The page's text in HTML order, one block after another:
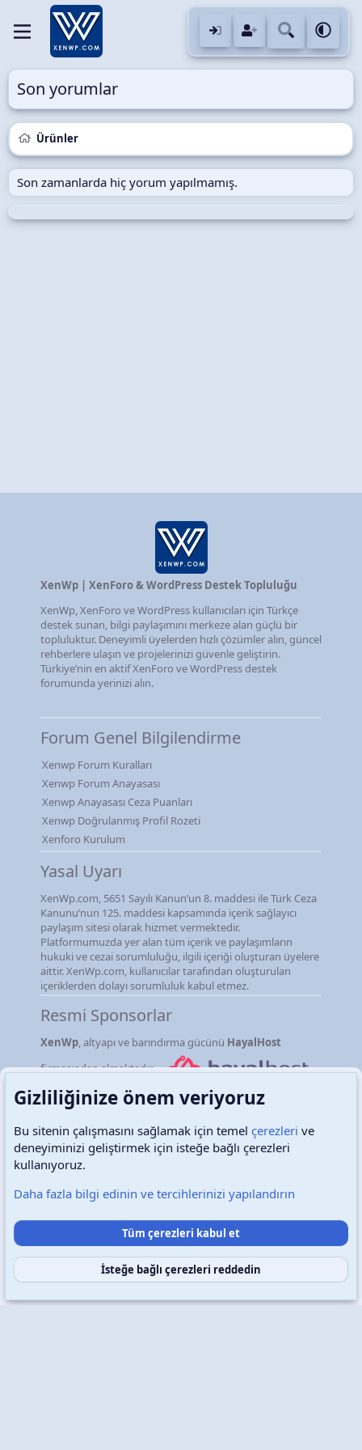
Son yorumlar
Ürünler
Son zamanlarda hiç yorum yapılmamış.
XenWp | XenForo & WordPress Destek Topluluğu
XenWp, XenForo ve WordPress kullanıcıları için Türkçe
destek sunan, bilgi paylaşımını merkeze alan güçlü bir
topluluktur. Deneyimli üyelerden hızlı çözümler alın, güncel
rehberlere ulaşın ve projelerinizi güvenle geliştirin.
Türkiye’nin en aktif XenForo ve WordPress destek
forumunda yerinizi alın.
Forum Genel Bilgilendirme
Xenwp Forum Kuralları
Xenwp Forum Anayasası
Xenwp Anayasası Ceza Puanları
Xenwp Doğrulanmış Profil Rozeti
Xenforo Kurulum
Yasal Uyarı
XenWp.com, 5651 Sayılı Kanun’un 8. maddesi ile Türk Ceza
Kanunu’nun 125. maddesi kapsamında içerik sağlayıcı
paylaşım sitesi olarak hizmet vermektedir.
Platformumuzda yer alan tüm içerik ve paylaşımların
hukuki ve cezai sorumluluğu, ilgili içeriği oluşturan üyelere
aittir. XenWp.com, kullanıcılar tarafından oluşturulan
içeriklerden dolayı sorumluluk kabul etmez.
Resmi Sponsorlar
XenWp, altyapı ve barındırma gücünü HayalHost
firmasından almaktadır.
Türkçe (TR) Çerezler
Destek talepleri Bize ulaşın Şartlar ve kurallar
Gizlilik politikası Yardım Ana sayfa
S
Copyright © 2026 XenWp Telif Hakları Saklıdır
Gizliliğinize önem veriyoruz
Bu sitenin çalışmasını sağlamak için temel çerezleri ve
deneyiminizi geliştirmek için isteğe bağlı çerezleri
kullanıyoruz.
Daha fazla bilgi edinin ve tercihlerinizi yapılandırın
Tüm çerezleri kabul et
İsteğe bağlı çerezleri reddedin